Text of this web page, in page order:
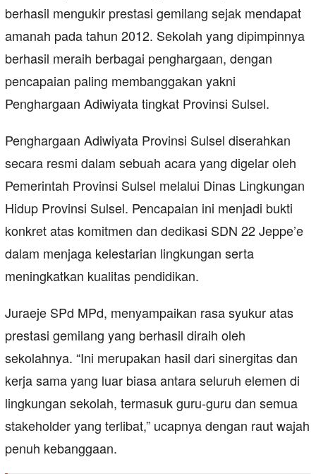
berhasil mengukir prestasi gemilang sejak mendapat
amanah pada tahun 2012. Sekolah yang dipimpinnya
berhasil meraih berbagai penghargaan, dengan
pencapaian paling membanggakan yakni
Penghargaan Adiwiyata tingkat Provinsi Sulsel.
Penghargaan Adiwiyata Provinsi Sulsel diserahkan
secara resmi dalam sebuah acara yang digelar oleh
Pemerintah Provinsi Sulsel melalui Dinas Lingkungan
Hidup Provinsi Sulsel. Pencapaian ini menjadi bukti
konkret atas komitmen dan dedikasi SDN 22 Jeppe’e
dalam menjaga kelestarian lingkungan serta
meningkatkan kualitas pendidikan.
Juraeje SPd MPd, menyampaikan rasa syukur atas
prestasi gemilang yang berhasil diraih oleh
sekolahnya. “Ini merupakan hasil dari sinergitas dan
kerja sama yang luar biasa antara seluruh elemen di
lingkungan sekolah, termasuk guru-guru dan semua
stakeholder yang terlibat,” ucapnya dengan raut wajah
penuh kebanggaan.